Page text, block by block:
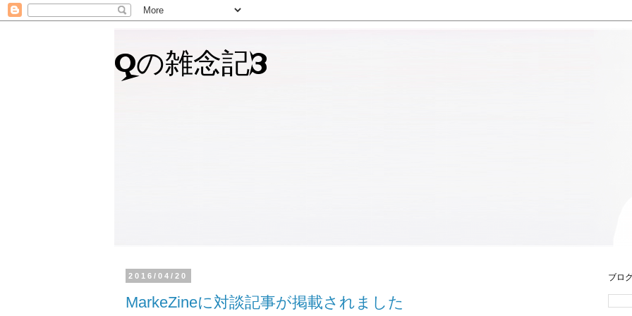
Qの雑念記3
2016/04/20
MarkeZineに対談記事が掲載されました
ブロ